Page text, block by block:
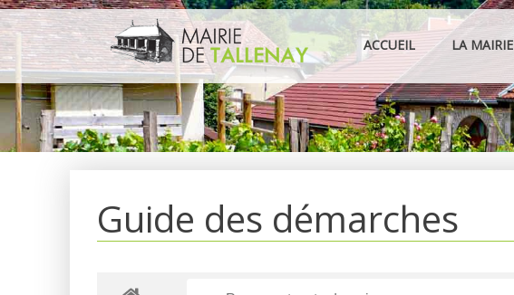
Aller
au
contenu
ACCUEIL LA MAIRIE
Guide des démarches